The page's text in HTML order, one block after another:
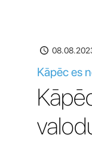
Kāpēc es